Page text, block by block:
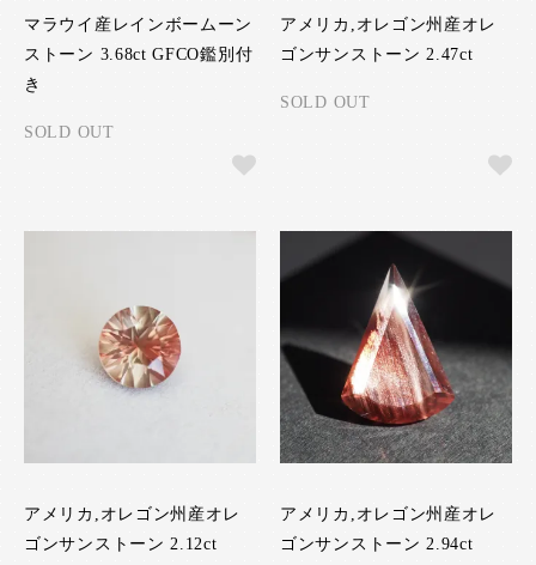
マラウイ産レインボームーン
ストーン 3.68ct GFCO鑑別付
き
SOLD OUT
アメリカ,オレゴン州産オレ
ゴンサンストーン 2.47ct
SOLD OUT
アメリカ,オレゴン州産オレ
ゴンサンストーン 2.12ct
アメリカ,オレゴン州産オレ
ゴンサンストーン 2.94ct